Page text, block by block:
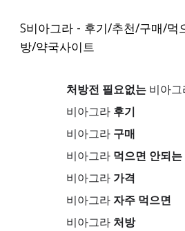
S비아그라 - 후기/추천/구매/먹
방/약국사이트
처방전 필요없는 비아그
비아그라 후기
비아그라 구매
비아그라 먹으면 안되는
비아그라 가격
비아그라자주 먹으면
비아그라 처방